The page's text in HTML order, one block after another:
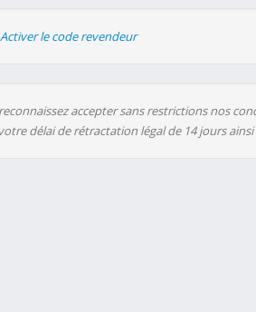
Activer le code revendeur
accepter sans restrictions nos
délai de rétractation légal de 14 jours